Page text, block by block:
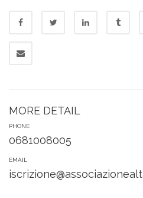
MORE DETAIL
PHONE
0681008005
EMAIL